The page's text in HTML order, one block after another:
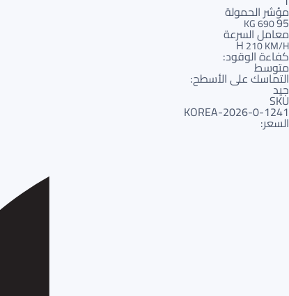
مؤشر الحمولة
95
690 KG
معامل السرعة
H210 KM/H
كفاءة الوقود:
متوسط
التماسك على الأسطح:
جيد
SKU
1241-KOREA-2026-0
السعر: